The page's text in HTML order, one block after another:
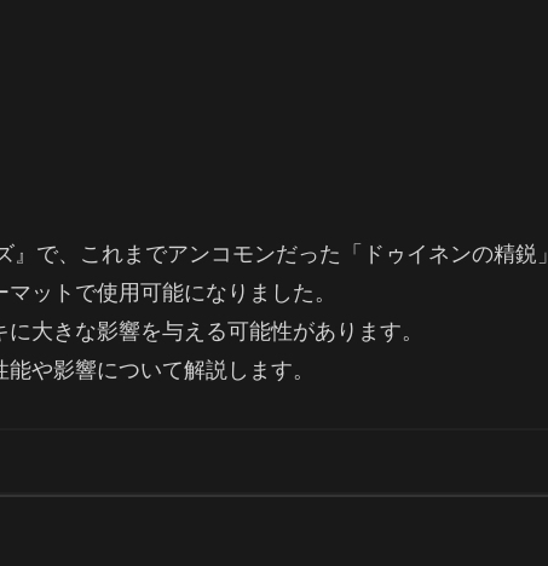
で、これまでアンコモンだった「ドゥイネンの精鋭」
ットで使用可能になりました。
大きな影響を与える可能性があります。
や影響について解説します。